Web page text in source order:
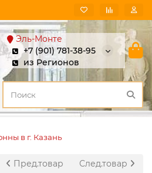
Эль-Монте
+7 (901) 781-38-95
из Регионов
в г. Казань
Пред.товар След.товар